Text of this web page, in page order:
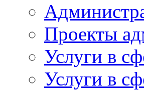
Проекты
Услуги в
Услуги в